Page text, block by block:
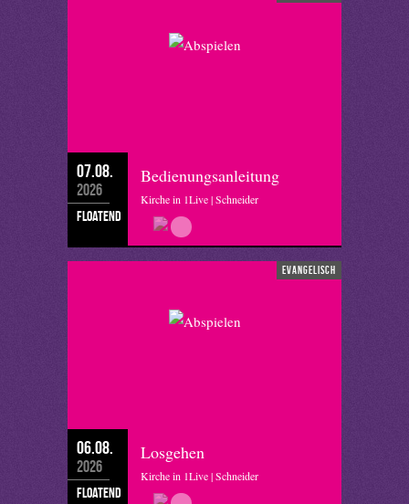
07.08.
2026
floatend
Bedienungsanleitung
Kirche in 1Live | Schneider
evangelisch
06.08.
2026
floatend
Losgehen
Kirche in 1Live | Schneider